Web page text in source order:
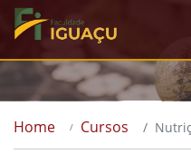
Home Cursos